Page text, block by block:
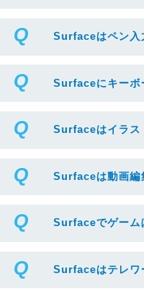
Surfaceはペン入
Surfaceにキーボ
Surfaceはイラス
Surfaceは動画編
Surfaceでゲーム
Surfaceはテレワ